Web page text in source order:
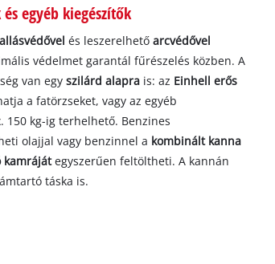
egyéb kiegészítők
és leszerelhetőarcvédővel
védelmet garantál fűrészelés közben. A
van egyszilárd alapra is: az Einhell erős
a fatörzseket, vagy az egyéb
150 kg-ig terhelhető. Benzines
olajjal vagy benzinnel a kombinált kanna
kamrájátegyszerűen feltöltheti. A kannán
táska is.